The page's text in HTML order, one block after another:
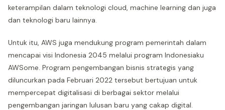
keterampilan dalam teknologi cloud, machine learning dan juga
dan teknologi baru lainnya.
Untuk itu, AWS juga mendukung program pemerintah dalam
mencapai visi Indonesia 2045 melalui program Indonesiaku
AWSome. Program pengembangan bisnis strategis yang
diluncurkan pada Februari 2022 tersebut bertujuan untuk
mempercepat digitalisasi di berbagai sektor melalui
pengembangan jaringan lulusan baru yang cakap digital.